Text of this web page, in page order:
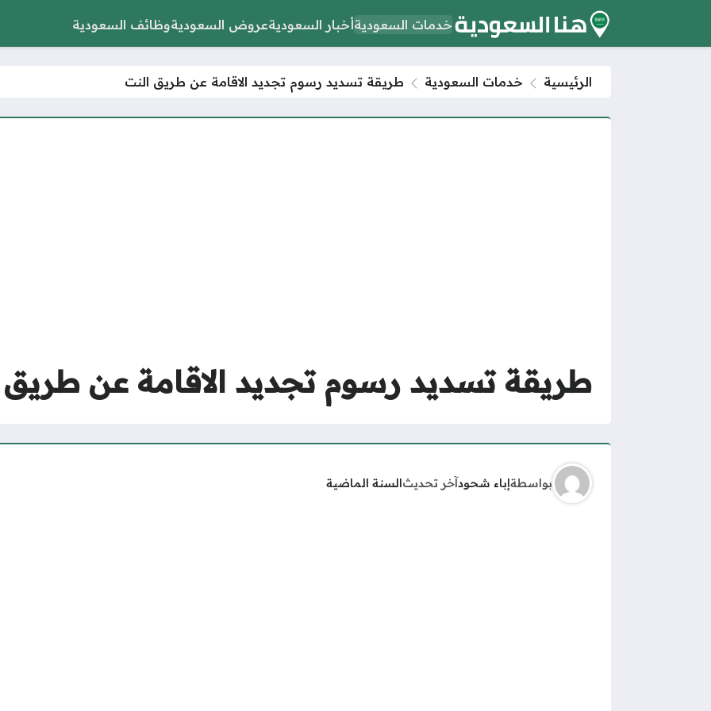
خدمات السعوديةأخبار السعوديةعروض السعوديةوظائف السعودية
الرئيسية خدمات السعودية طريقة تسديد رسوم تجديد الاقامة عن طريق النت
طريقة تسديد رسوم تجديد الاقامة عن طريق
بواسطةإباء شحودآخر تحديثالسنة الماضية